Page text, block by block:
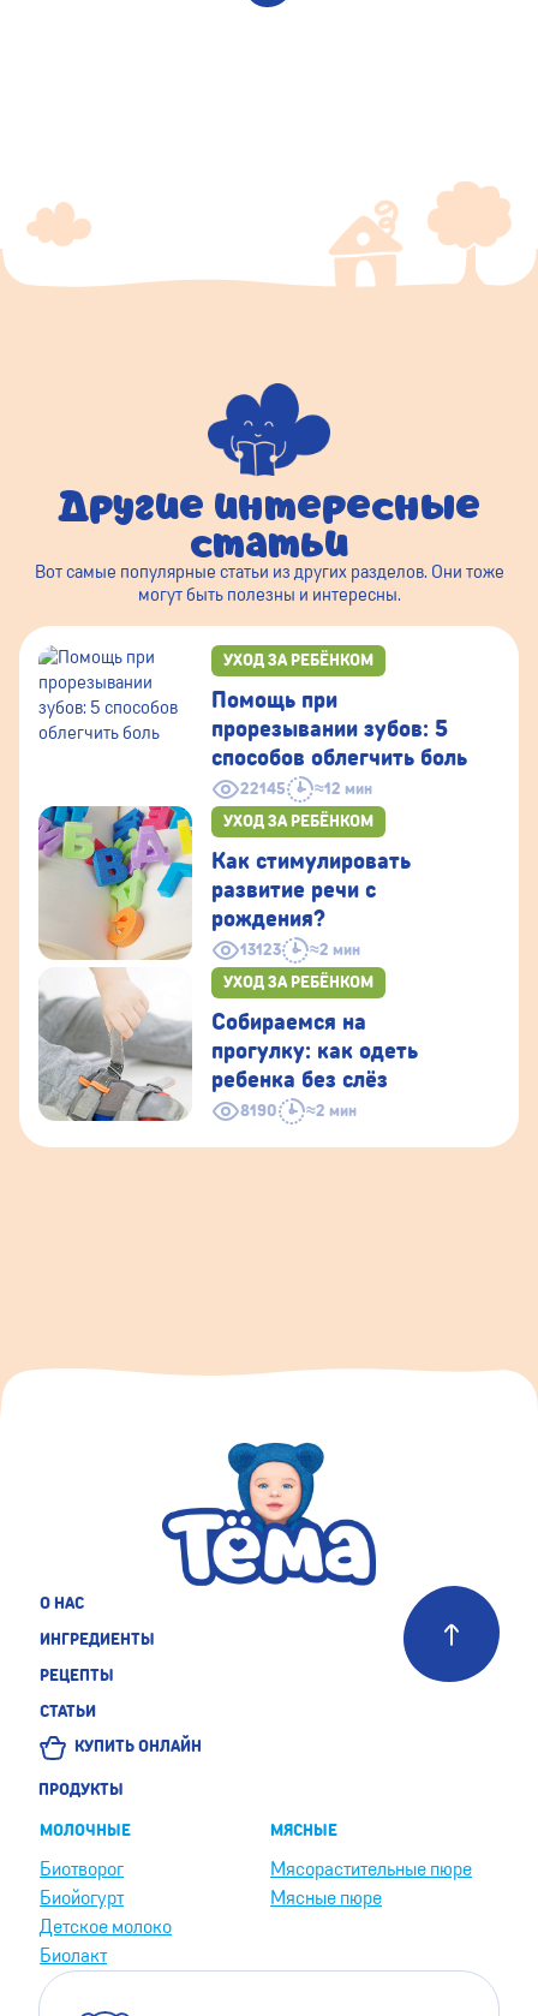
Другие интересные
статьи
Вот самые популярные статьи из других разделов. Они тоже
могут быть полезны и интересны.
УХОД ЗА РЕБЁНКОМ
22145 ≈12 мин
Помощь при
прорезывании зубов: 5
способов облегчить боль
УХОД ЗА РЕБЁНКОМ
13123 ≈2 мин
Как стимулировать
развитие речи с
рождения?
УХОД ЗА РЕБЁНКОМ
8190 ≈2 мин
Собираемся на
прогулку: как одеть
ребенка без слёз
О НАС
ИНГРЕДИЕНТЫ
РЕЦЕПТЫ
СТАТЬИ
КУПИТЬ ОНЛАЙН
ПРОДУКТЫ
МОЛОЧНЫЕ
Биотворог
Биойогурт
Детское молоко
Биолакт
МЯСНЫЕ
Мясорастительные пюре
Мясные пюре